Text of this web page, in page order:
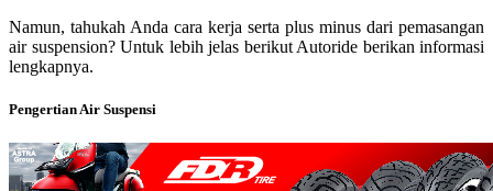
Namun, tahukah Anda cara kerja serta plus minus dari pemasangan
air suspension? Untuk lebih jelas berikut Autoride berikan informasi
lengkapnya.
Pengertian Air Suspensi